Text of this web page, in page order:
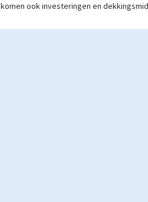
komen ook investeringen en